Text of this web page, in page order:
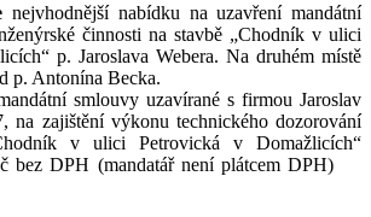
nejvhodnější nabídku na uzavření mandátní
činnosti na stavbě „Chodník v ulici
p. Jaroslava Webera. Na druhém místě
p. Antonína Becka.
smlouvy uzavírané s firmou Jaroslav
na zajištění výkonu technického dozorování
v ulici Petrovická v Domažlicích“
bez DPH (mandatář není plátcem DPH)